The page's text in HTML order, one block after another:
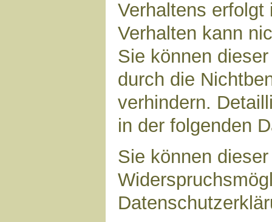
Verhaltens
Verhalten kann
Sie können
durch die
verhindern.
in der folgenden
Sie können